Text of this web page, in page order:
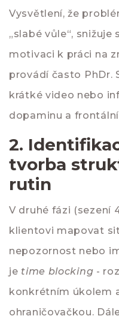
Vysvětlení, že
„slabé vůle“,
motivaci k práci na
provádí často PhDr.
krátké video nebo
dopaminu a
2.
tvorba
rutin
V druhé fázi (sezení
klientovi mapovat
nepozornost nebo
je time blocking -
konkrétním úkolem
ohraničovačkou.